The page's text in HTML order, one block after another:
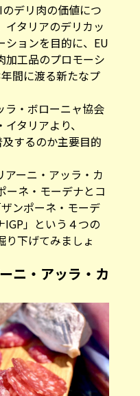
デリ肉の価値につ
イタリアのデリカッ
ションを目的に、EU
加工品のプロモーシ
間に渡る新たなプ
ラ・ボローニャ協会
タリアより、
するのか主要目的
ーニ・アッラ・カ
ーネ・モーデナとコ
ンポーネ・モーデ
IGP」という４つの
り下げてみましょ
ニ・アッラ・カ